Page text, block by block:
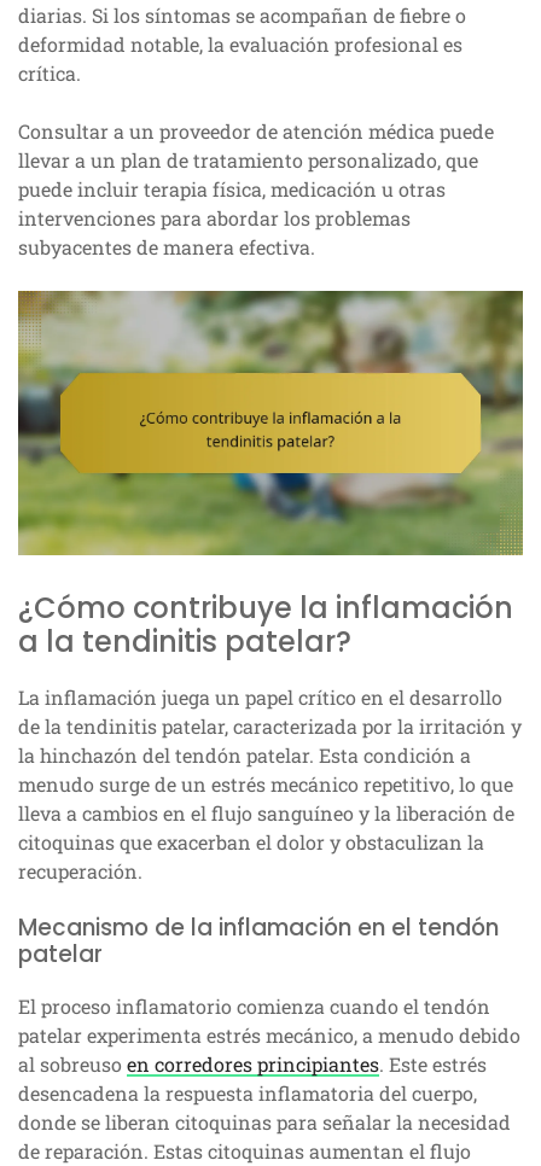
diarias. Si los síntomas se acompañan de fiebre o
deformidad notable, la evaluación profesional es
crítica.
Consultar a un proveedor de atención médica puede
llevar a un plan de tratamiento personalizado, que
puede incluir terapia física, medicación u otras
intervenciones para abordar los problemas
subyacentes de manera efectiva.
¿Cómo contribuye la inflamación
a la tendinitis patelar?
La inflamación juega un papel crítico en el desarrollo
de la tendinitis patelar, caracterizada por la irritación y
la hinchazón del tendón patelar. Esta condición a
menudo surge de un estrés mecánico repetitivo, lo que
lleva a cambios en el flujo sanguíneo y la liberación de
citoquinas que exacerban el dolor y obstaculizan la
recuperación.
Mecanismo de la inflamación en el tendón
patelar
El proceso inflamatorio comienza cuando el tendón
patelar experimenta estrés mecánico, a menudo debido
al sobreuso en corredores principiantes. Este estrés
desencadena la respuesta inflamatoria del cuerpo,
donde se liberan citoquinas para señalar la necesidad
de reparación. Estas citoquinas aumentan el flujo